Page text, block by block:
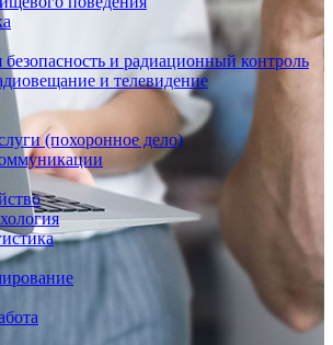
и радиационный контроль
и телевидение
(похоронное дело)